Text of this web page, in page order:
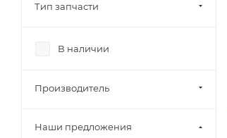
Тип запчасти
В наличии
Производитель
Наши предложения